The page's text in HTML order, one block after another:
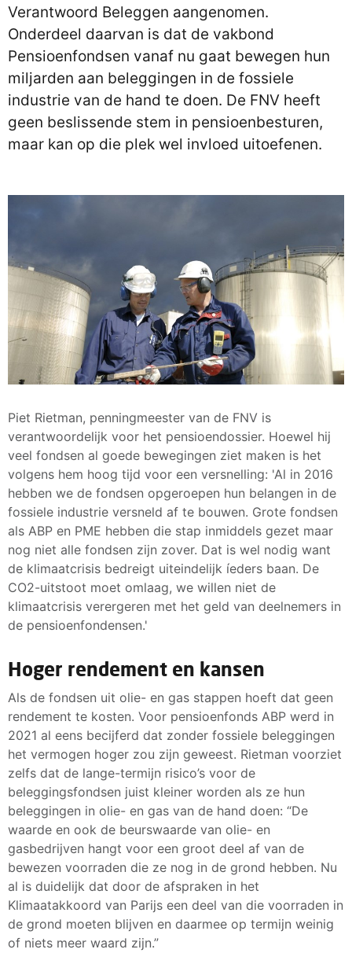
Verantwoord Beleggen aangenomen.
Onderdeel daarvan is dat de vakbond
Pensioenfondsen vanaf nu gaat bewegen hun
miljarden aan beleggingen in de fossiele
industrie van de hand te doen. De FNV heeft
geen beslissende stem in pensioenbesturen,
maar kan op die plek wel invloed uitoefenen.
Piet Rietman, penningmeester van de FNV is
verantwoordelijk voor het pensioendossier. Hoewel hij
veel fondsen al goede bewegingen ziet maken is het
volgens hem hoog tijd voor een versnelling: 'Al in 2016
hebben we de fondsen opgeroepen hun belangen in de
fossiele industrie versneld af te bouwen. Grote fondsen
als ABP en PME hebben die stap inmiddels gezet maar
nog niet alle fondsen zijn zover. Dat is wel nodig want
de klimaatcrisis bedreigt uiteindelijk íeders baan. De
CO2-uitstoot moet omlaag, we willen niet de
klimaatcrisis verergeren met het geld van deelnemers in
de pensioenfondensen.'
Hoger rendement en kansen
Als de fondsen uit olie- en gas stappen hoeft dat geen
rendement te kosten. Voor pensioenfonds ABP werd in
2021 al eens becijferd dat zonder fossiele beleggingen
het vermogen hoger zou zijn geweest. Rietman voorziet
zelfs dat de lange-termijn risico’s voor de
beleggingsfondsen juist kleiner worden als ze hun
beleggingen in olie- en gas van de hand doen: “De
waarde en ook de beurswaarde van olie- en
gasbedrijven hangt voor een groot deel af van de
bewezen voorraden die ze nog in de grond hebben. Nu
al is duidelijk dat door de afspraken in het
Klimaatakkoord van Parijs een deel van die voorraden in
de grond moeten blijven en daarmee op termijn weinig
of niets meer waard zijn.”